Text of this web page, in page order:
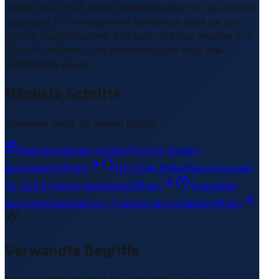
enthält aber noch keine Detailkalkulation für spezifische
Ladungen. Für Verlader und Spediteure dient sie zur
groben Budgetplanung; erst nach präziser Angabe von
Gewicht, Volumen und Anforderungen folgt eine
verbindliche Quote.
Nächste Schritte
Passende Tools zu diesem Begriff
Seefrachtkosten prüfenFCL/LCL-Kosten
abschätzenÖffnen HS-Code findenWarennummer
für Zoll & Import bestimmenÖffnen
Transitzeit
berechnenLaufzeit pro Transportart schätzenÖffnen
Verwandte Begriffe